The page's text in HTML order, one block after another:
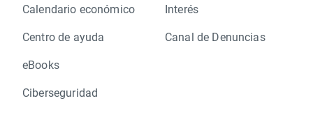
Calendario económico
Centro de ayuda
eBooks
Ciberseguridad
Interés
Canal de Denuncias